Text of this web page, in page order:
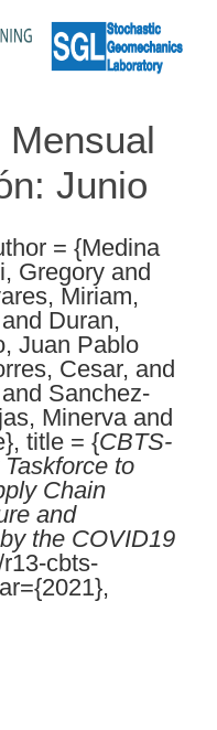
Junio
= {Medina
Gregory and
Miriam,
Duran,
Juan Pablo
Cesar, and
Sanchez-
Minerva and
title = {CBTS-
to
Chain
and
the COVID19
cbts-